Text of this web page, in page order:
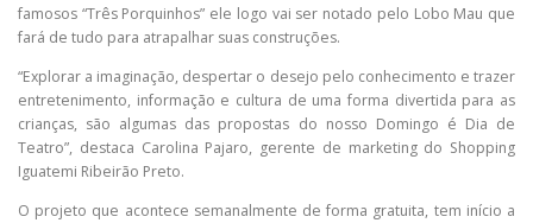
famosos “Três Porquinhos” ele logo vai ser notado pelo Lobo Mau que
fará de tudo para atrapalhar suas construções.
“Explorar a imaginação, despertar o desejo pelo conhecimento e trazer
entretenimento, informação e cultura de uma forma divertida para as
crianças, são algumas das propostas do nosso Domingo é Dia de
Teatro”, destaca Carolina Pajaro, gerente de marketing do Shopping
Iguatemi Ribeirão Preto.
O projeto que acontece semanalmente de forma gratuita, tem início a